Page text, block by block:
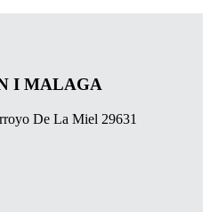
I MALAGA
De La Miel 29631